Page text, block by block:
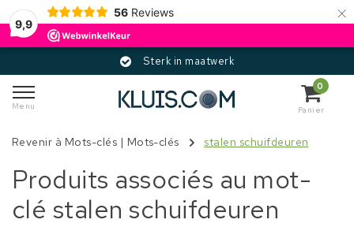
9,9
56 Reviews ×
Sterk in maatwerk
Menu
0
Panier
Revenir à Mots-clés | Mots-clés stalen schuifdeuren
Produits associés au mot-
clé stalen schuifdeuren